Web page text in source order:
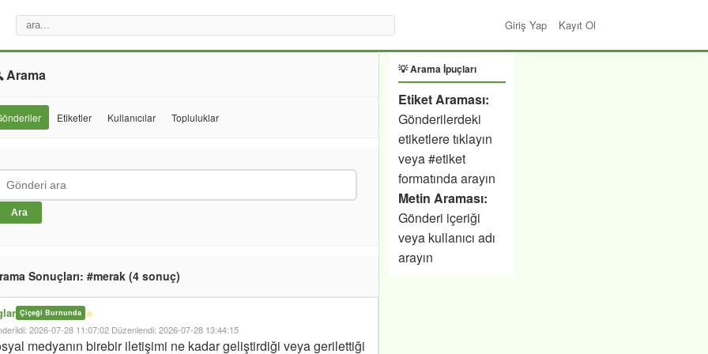
Giriş Yap Kayıt Ol
Arama
Etiketler Kullanıcılar Topluluklar
Ara
Sonuçları: #merak (4 sonuç)
Çiçeği Burnunda ⭐
2026-07-28 11:07:02 Düzenlendi: 2026-07-28 13:44:15
medyanın birebir iletişimi ne kadar geliştirdiği veya gerilettiği
💡 Arama İpuçları
Etiket Araması:
Gönderilerdeki
etiketlere tıklayın
veya #etiket
formatında arayın
Metin Araması:
Gönderi içeriği
veya kullanıcı adı
arayın